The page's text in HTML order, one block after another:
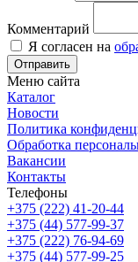
Комментарий
Я согласен на
Отправить
Меню сайта
Каталог
Новости
Политика
Обработка
Вакансии
Контакты
Телефоны
+375 (222) 41-20-44
+375 (44) 577-99-37
+375 (222) 76-94-69
+375 (44) 577-99-25